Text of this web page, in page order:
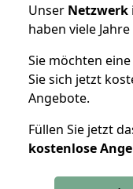
Unser Netzwerk
haben viele
Sie möchten eine
Sie sich jetzt
Angebote.
Füllen Sie jetzt
kostenlose